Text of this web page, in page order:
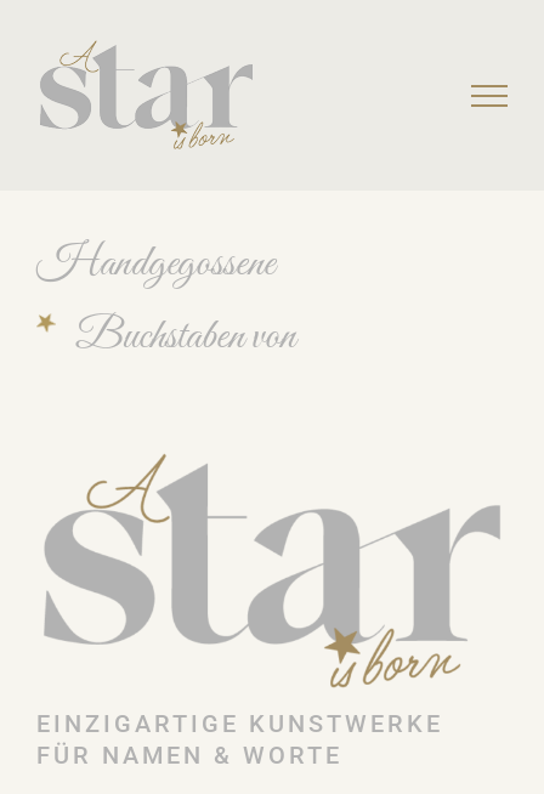
Handgegossene
Buchstaben von
EINZIGARTIGE KUNSTWERKE
FÜR NAMEN & WORTE